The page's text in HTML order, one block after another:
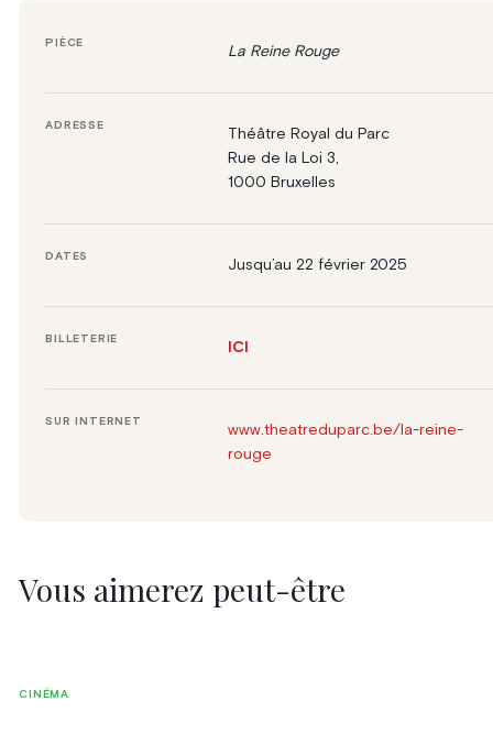
Vous aimerez peut-être
CINÉMA
PIÈCE
La Reine Rouge
ADRESSE
Théâtre Royal du Parc
Rue de la Loi 3,
1000 Bruxelles
DATES
Jusqu’au 22 février 2025
BILLETERIE
ICI
SUR INTERNET
www.theatreduparc.be/la-reine-
rouge